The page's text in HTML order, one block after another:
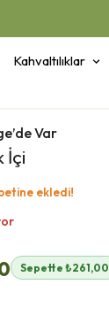
Kahvaltılıklar
Var
İçi
inceliyor!
kişi
ekledi!
Sepette ₺261,00